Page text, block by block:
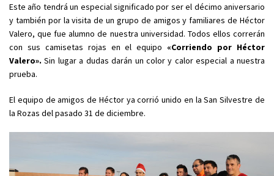
Este año tendrá un especial significado por ser el décimo aniversario
y también por la visita de un grupo de amigos y familiares de Héctor
Valero, que fue alumno de nuestra universidad. Todos ellos correrán
con sus camisetas rojas en el equipo «Corriendo por Héctor
Valero».Sin lugar a dudas darán un color y calor especial a nuestra
prueba.
El equipo de amigos de Héctor ya corrió unido en la San Silvestre de
la Rozas del pasado 31 de diciembre.